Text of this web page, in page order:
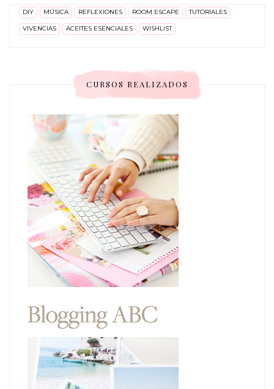
DIY MÚSICA REFLEXIONES ROOM ESCAPE TUTORIALES
VIVENCIAS ACEITES ESENCIALES WISHLIST
CURSOS REALIZADOS